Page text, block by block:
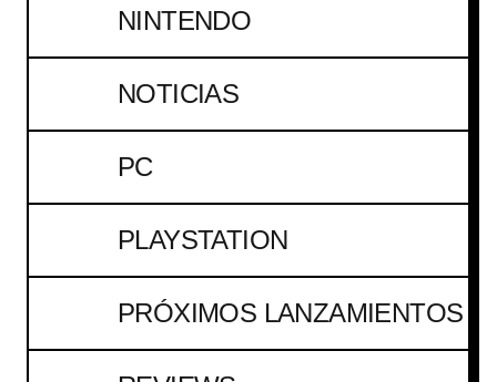
NINTENDO
NOTICIAS
PC
PLAYSTATION
PRÓXIMOS LANZAMIENTOS